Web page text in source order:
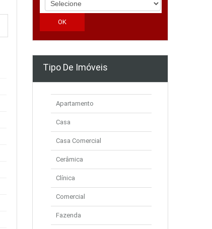
Tipo De Imóveis
Apartamento
Casa
Casa Comercial
Cerâmica
Clínica
Comercial
Fazenda